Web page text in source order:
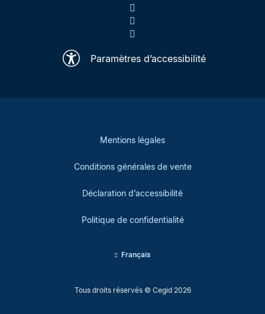
Paramètres d’accessibilité
Tous droits réservés © Cegid 2026
Mentions légales
Conditions générales de vente
Déclaration d’accessibilité
Politique de confidentialité
Français